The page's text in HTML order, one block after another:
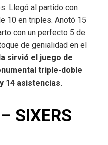
Llegó al partido con
10 en triples. Anotó 15
con un perfecto 5 de
de genialidad en el
sirvió el juego de
triple-doble
14 asistencias.
SIXERS